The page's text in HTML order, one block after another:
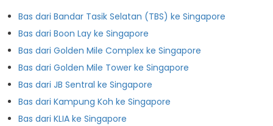
Bas dari Bandar Tasik Selatan (TBS) ke Singapore
Bas dari Boon Lay ke Singapore
Bas dari Golden Mile Complex ke Singapore
Bas dari Golden Mile Tower ke Singapore
Bas dari JB Sentral ke Singapore
Bas dari Kampung Koh ke Singapore
Bas dari KLIA ke Singapore